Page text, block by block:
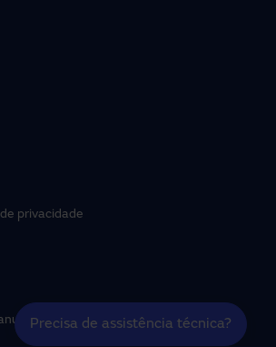
Precisa de assistência técnica?
privacidade
| Todos os direitos reservados